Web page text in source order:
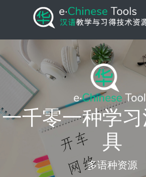
一千零一种学
具
多语种资源